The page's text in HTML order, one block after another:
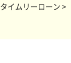
タイムリーローン >